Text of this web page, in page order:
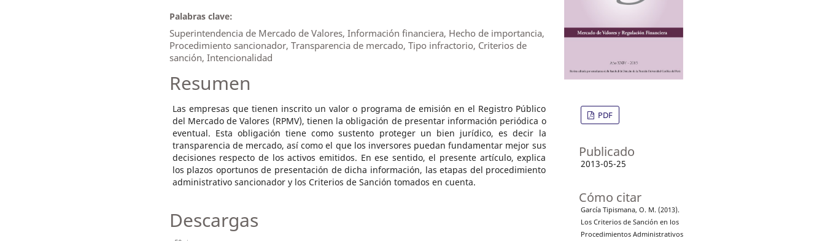
Palabras clave:
Superintendencia de Mercado de Valores, Información financiera, Hecho de importancia,
Procedimiento sancionador, Transparencia de mercado, Tipo infractorio, Criterios de
sanción, Intencionalidad
Resumen
Las empresas que tienen inscrito un valor o programa de emisión en el Registro Público
del Mercado de Valores (RPMV), tienen la obligación de presentar información periódica o
eventual. Esta obligación tiene como sustento proteger un bien jurídico, es decir la
transparencia de mercado, así como el que los inversores puedan fundamentar mejor sus
decisiones respecto de los activos emitidos. En ese sentido, el presente artículo, explica
los plazos oportunos de presentación de dicha información, las etapas del procedimiento
administrativo sancionador y los Criterios de Sanción tomados en cuenta.
Descargas
PDF
Publicado
2013-05-25
Cómo citar
García Tipismana, O. M. (2013).
Los Criterios de Sanción en los
Procedimientos Administrativos